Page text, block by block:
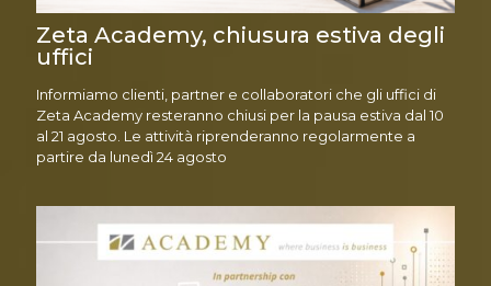
Zeta Academy, chiusura estiva degli
uffici
Informiamo clienti, partner e collaboratori che gli uffici di
Zeta Academy resteranno chiusi per la pausa estiva dal 10
al 21 agosto. Le attività riprenderanno regolarmente a
partire da lunedì 24 agosto